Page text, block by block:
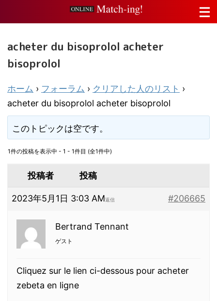
acheter du bisoprolol acheter
bisoprolol
ホーム › フォーラム › クリアした人のリスト ›
acheter du bisoprolol acheter bisoprolol
このトピックは空です。
1件の投稿を表示中 - 1 - 1件目 (全1件中)
投稿者 投稿
2023年5月1日 3:03 AM #206665
返信
Bertrand Tennant
ゲスト
Cliquez sur le lien ci-dessous pour acheter
zebeta en ligne